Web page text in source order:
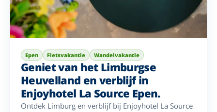
Epen Fietsvakantie Wandelvakantie
Geniet van het Limburgse
Heuvelland en verblijf in
Enjoyhotel La Source Epen.
Ontdek Limburg en verblijf bij Enjoyhotel La Source